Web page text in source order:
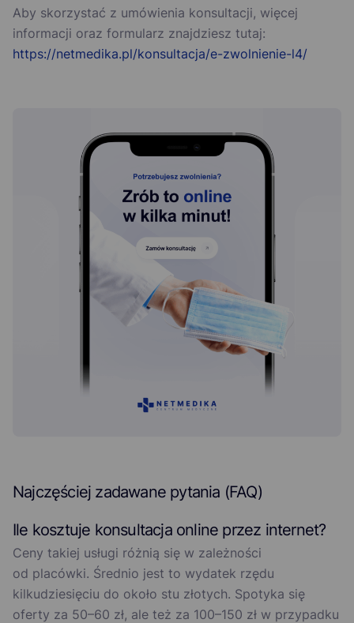
Aby skorzystać z umówienia konsultacji, więcej
informacji oraz formularz znajdziesz tutaj:
https://netmedika.pl/konsultacja/e-zwolnienie-l4/
Najczęściej zadawane pytania (FAQ)
Ile kosztuje konsultacja online przez internet?
Ceny takiej usługi różnią się w zależności
od placówki. Średnio jest to wydatek rzędu
kilkudziesięciu do około stu złotych. Spotyka się
oferty za 50–60 zł, ale też za 100–150 zł w przypadku